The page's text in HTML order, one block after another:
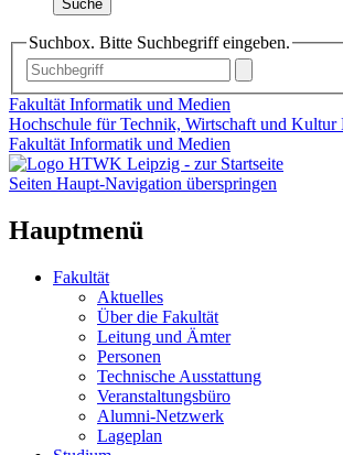
Suche
Suchbox. Bitte Suchbegriff eingeben.
Fakultät Informatik und Medien
Hochschule für Technik, Wirtschaft und Kultur
Fakultät Informatik und Medien
Seiten Haupt-Navigation überspringen
Hauptmenü
Fakultät
Aktuelles
Über die Fakultät
Leitung und Ämter
Personen
Technische Ausstattung
Veranstaltungsbüro
Alumni-Netzwerk
Lageplan